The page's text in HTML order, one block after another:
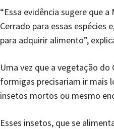
“Essa evidência sugere que
Cerrado para essas
para adquirir alimento”,
Uma vez que a vegetação do
formigas precisariam ir mais
insetos mortos ou mesmo
Esses insetos, que se